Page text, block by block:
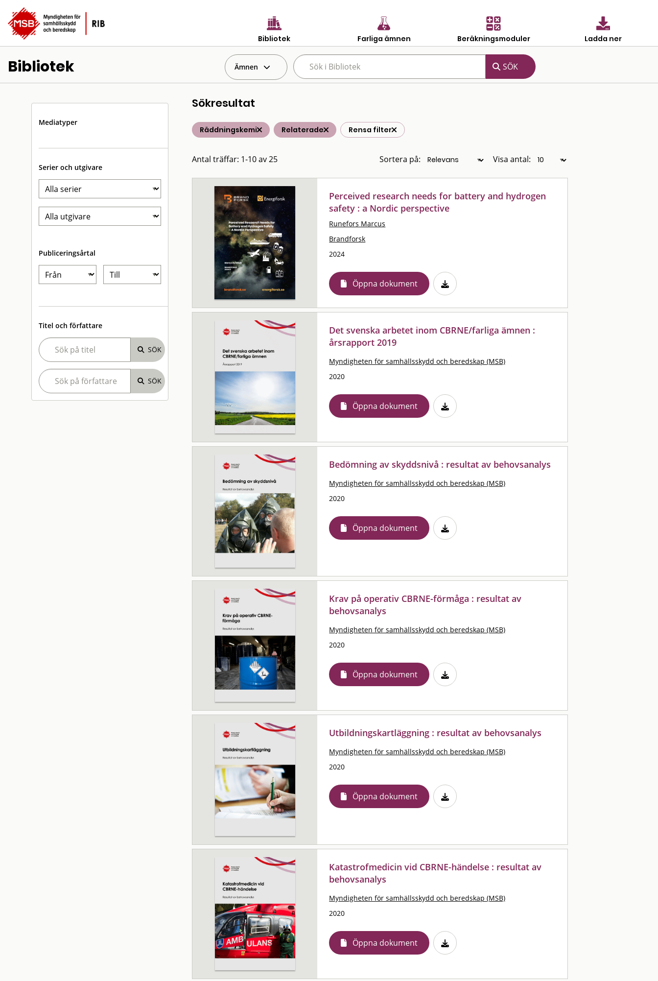
Bibliotek Farliga ämnen Beräkningsmoduler Ladda ner
Bibliotek Ämnen
Mediatyper
Serier och utgivare
Publiceringsårtal
Titel och författare
Sökresultat
Räddningskemi Relaterade Rensa filter
Antal träffar: 1-10 av 25 Sortera på: Visa antal:
Perceived research needs for battery and hydrogen
safety : a Nordic perspective
Runefors Marcus
Brandforsk
2024
Öppna dokument
Det svenska arbetet inom CBRNE/farliga ämnen :
årsrapport 2019
Myndigheten för samhällsskydd och beredskap (MSB)
2020
Öppna dokument
Bedömning av skyddsnivå : resultat av behovsanalys
Myndigheten för samhällsskydd och beredskap (MSB)
2020
Öppna dokument
Krav på operativ CBRNE-förmåga : resultat av
behovsanalys
Myndigheten för samhällsskydd och beredskap (MSB)
2020
Öppna dokument
Utbildningskartläggning : resultat av behovsanalys
Myndigheten för samhällsskydd och beredskap (MSB)
2020
Öppna dokument
Katastrofmedicin vid CBRNE-händelse : resultat av
behovsanalys
Myndigheten för samhällsskydd och beredskap (MSB)
2020
Öppna dokument